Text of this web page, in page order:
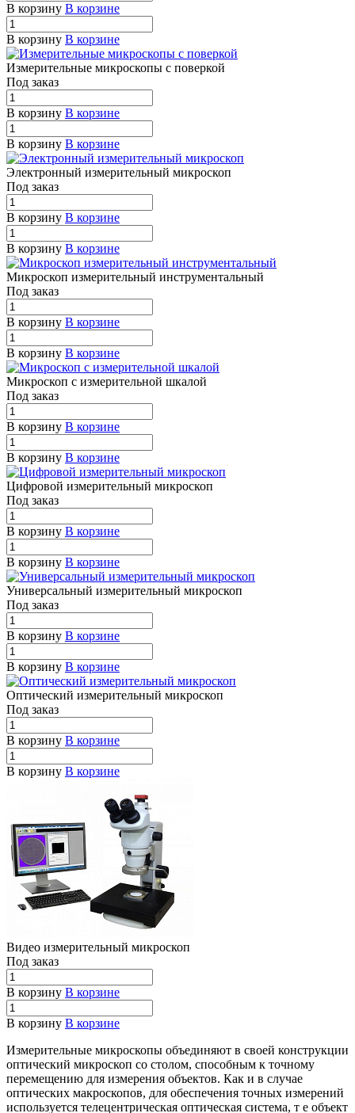
В корзину В корзине
В корзину В корзине
Измерительные микроскопы с поверкой
Под заказ
В корзину В корзине
В корзину В корзине
Электронный измерительный микроскоп
Под заказ
В корзину В корзине
В корзину В корзине
Микроскоп измерительный инструментальный
Под заказ
В корзину В корзине
В корзину В корзине
Микроскоп с измерительной шкалой
Под заказ
В корзину В корзине
В корзину В корзине
Цифровой измерительный микроскоп
Под заказ
В корзину В корзине
В корзину В корзине
Универсальный измерительный микроскоп
Под заказ
В корзину В корзине
В корзину В корзине
Оптический измерительный микроскоп
Под заказ
В корзину В корзине
В корзину В корзине
Видео измерительный микроскоп
Под заказ
В корзину В корзине
В корзину В корзине
Измерительные микроскопы объединяют в своей конструкции
оптический микроскоп со столом, способным к точному
перемещению для измерения объектов. Как и в случае
оптических макроскопов, для обеспечения точных измерений
используется телецентрическая оптическая система, т е объект